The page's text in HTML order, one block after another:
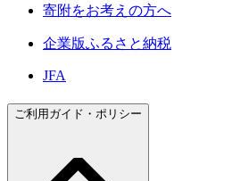
寄附をお考えの方へ
企業版ふるさと納税
JFA
ご利用ガイド・ポリシー